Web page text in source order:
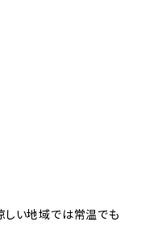
しい地域では常温でも